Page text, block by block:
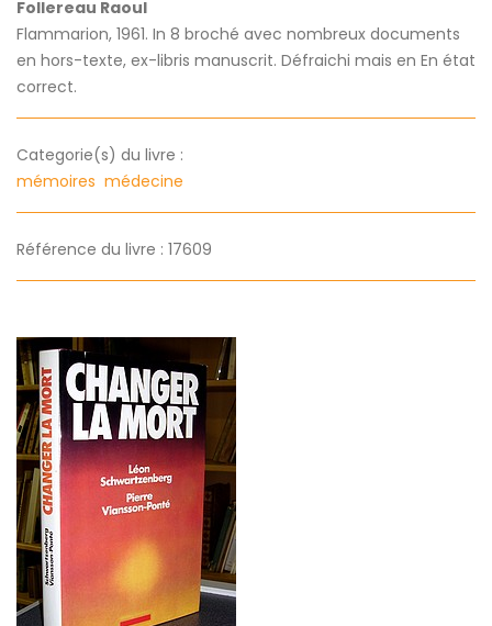
Follereau Raoul
Flammarion, 1961. In 8 broché avec nombreux documents
en hors-texte, ex-libris manuscrit. Défraichi mais en En état
correct.
Categorie(s) du livre :
mémoires médecine
Référence du livre : 17609